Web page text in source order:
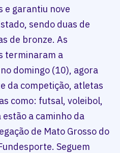
e garantiu nove
sendo duas de
de bronze. As
terminaram a
domingo (10), agora
da competição, atletas
como: futsal, voleibol,
a caminho da
de Mato Grosso do
Seguem